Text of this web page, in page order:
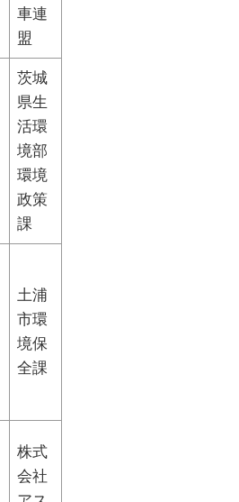
車連
盟
茨城
県生
活環
境部
環境
政策
課
土浦
市環
境保
全課
株式
会社